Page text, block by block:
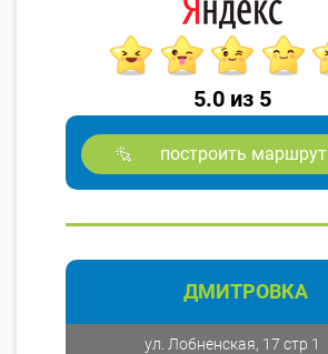
5.0 из 5
построить маршрут
ДМИТРОВКА
ул. Лобненская, 17 стр 1